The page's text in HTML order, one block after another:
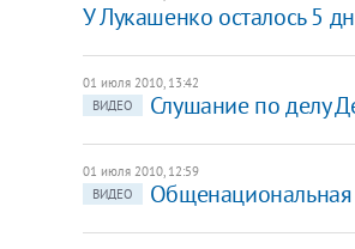
У Лукашенко осталось 5
01 июля 2010, 13:42
ВИДЕО
Слушание по делу
01 июля 2010, 12:59
ВИДЕО
Общенациональная